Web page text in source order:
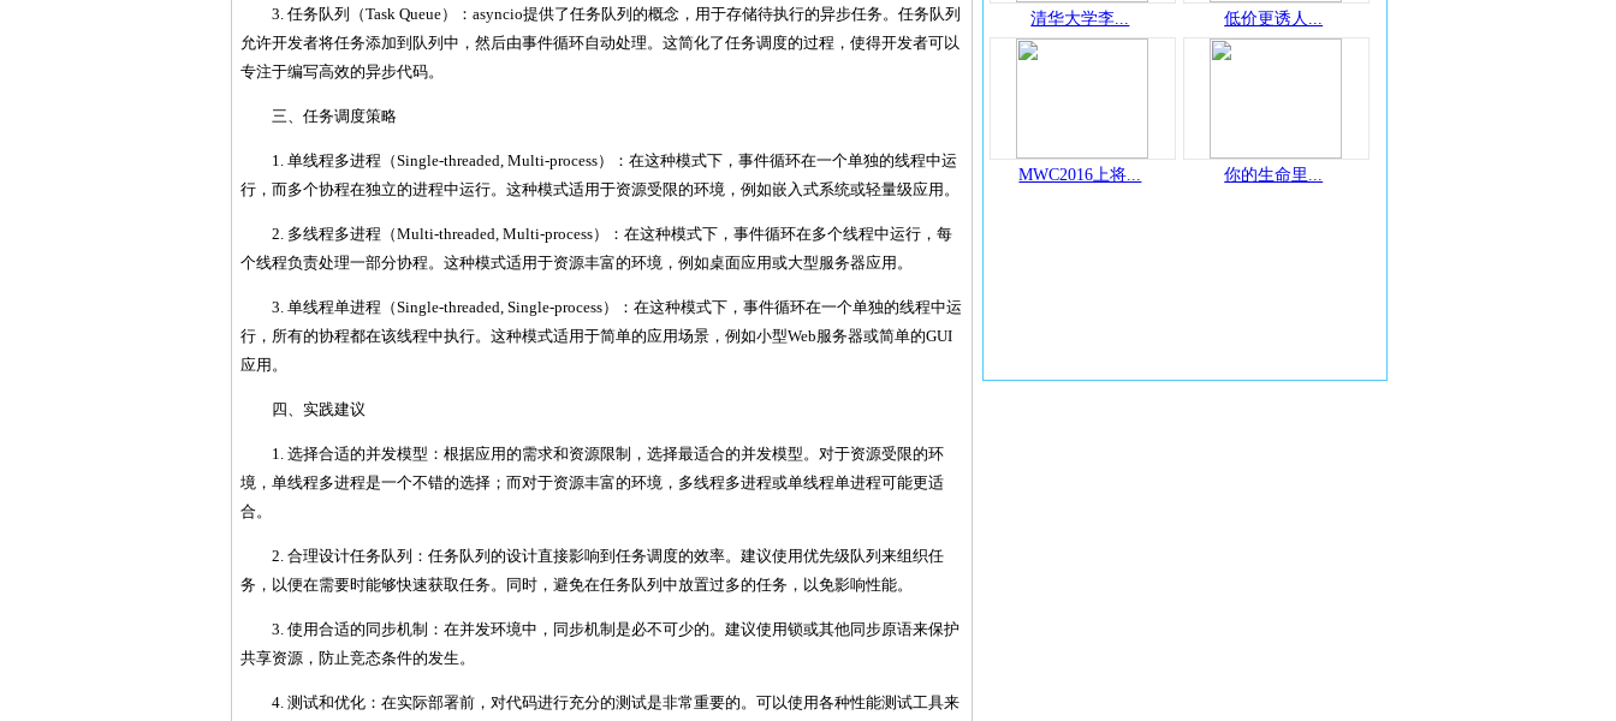
3. 任务队列（Task Queue）：asyncio提供了任务队列的概念，用于存储待执行的异步任务。任务队列
允许开发者将任务添加到队列中，然后由事件循环自动处理。这简化了任务调度的过程，使得开发者可以
专注于编写高效的异步代码。
三、任务调度策略
1. 单线程多进程（Single-threaded, Multi-process）：在这种模式下，事件循环在一个单独的线程中运
行，而多个协程在独立的进程中运行。这种模式适用于资源受限的环境，例如嵌入式系统或轻量级应用。
2. 多线程多进程（Multi-threaded, Multi-process）：在这种模式下，事件循环在多个线程中运行，每
个线程负责处理一部分协程。这种模式适用于资源丰富的环境，例如桌面应用或大型服务器应用。
3. 单线程单进程（Single-threaded, Single-process）：在这种模式下，事件循环在一个单独的线程中运
行，所有的协程都在该线程中执行。这种模式适用于简单的应用场景，例如小型Web服务器或简单的GUI
应用。
四、实践建议
1. 选择合适的并发模型：根据应用的需求和资源限制，选择最适合的并发模型。对于资源受限的环
境，单线程多进程是一个不错的选择；而对于资源丰富的环境，多线程多进程或单线程单进程可能更适
合。
2. 合理设计任务队列：任务队列的设计直接影响到任务调度的效率。建议使用优先级队列来组织任
务，以便在需要时能够快速获取任务。同时，避免在任务队列中放置过多的任务，以免影响性能。
3. 使用合适的同步机制：在并发环境中，同步机制是必不可少的。建议使用锁或其他同步原语来保护
共享资源，防止竞态条件的发生。
4. 测试和优化：在实际部署前，对代码进行充分的测试是非常重要的。可以使用各种性能测试工具来
清华大学李... 低价更诱人...
MWC2016上将... 你的生命里...